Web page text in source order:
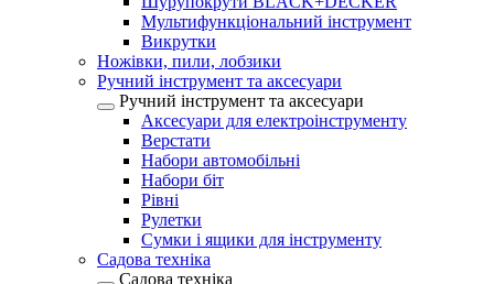
Мультифункціональний інструмент
Викрутки
Ножівки, пили, лобзики
Ручний інструмент та аксесуари
Ручний інструмент та аксесуари
Аксесуари для електроінструменту
Верстати
Набори автомобільні
Набори біт
Рівні
Рулетки
Сумки і ящики для інструменту
Садова техніка
Садова техніка